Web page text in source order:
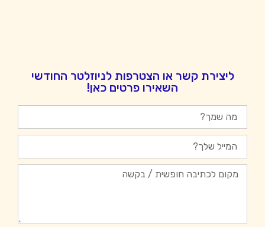
ליצירת קשר או הצטרפות לניוזלטר החודשי
השאירו פרטים כאן!